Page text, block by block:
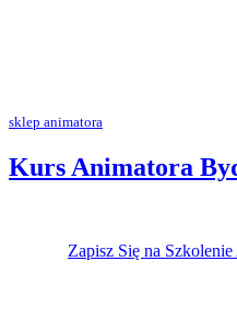
sklep animatora
Kurs Animatora
Zapisz Się na